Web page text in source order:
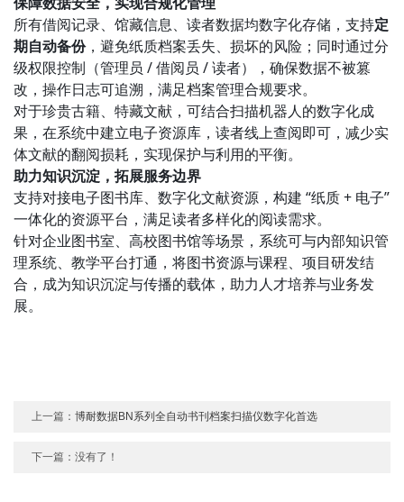
所有借阅记录、馆藏信息、读者数据均数字化存储，支持定
期自动备份，避免纸质档案丢失、损坏的风险；同时通过分
级权限控制（管理员 / 借阅员 / 读者），确保数据不被篡
改，操作日志可追溯，满足档案管理合规要求。
对于珍贵古籍、特藏文献，可结合扫描机器人的数字化成
果，在系统中建立电子资源库，读者线上查阅即可，减少实
体文献的翻阅损耗，实现保护与利用的平衡。
助力知识沉淀，拓展服务边界
支持对接电子图书库、数字化文献资源，构建 “纸质 + 电子”
一体化的资源平台，满足读者多样化的阅读需求。
针对企业图书室、高校图书馆等场景，系统可与内部知识管
理系统、教学平台打通，将图书资源与课程、项目研发结
合，成为知识沉淀与传播的载体，助力人才培养与业务发
展。
上一篇：博耐数据BN系列全自动书刊档案扫描仪数字化首选
下一篇：没有了！